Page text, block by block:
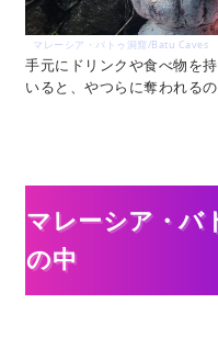
マレーシア・バトゥ洞窟/Batu Caves
手元にドリンクや食べ物を
いると、やつらに奪われる
マレーシア・バ
の中